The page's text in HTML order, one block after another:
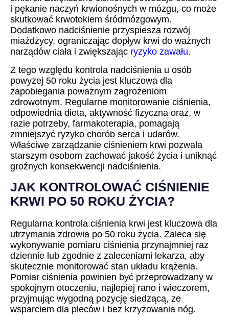
i pękanie naczyń krwionośnych w mózgu, co może
skutkować krwotokiem śródmózgowym.
Dodatkowo nadciśnienie przyspiesza rozwój
miażdżycy, ograniczając dopływ krwi do ważnych
narządów ciała i zwiększając ryzyko zawału.
Z tego względu kontrola nadciśnienia u osób
powyżej 50 roku życia jest kluczowa dla
zapobiegania poważnym zagrożeniom
zdrowotnym. Regularne monitorowanie ciśnienia,
odpowiednia dieta, aktywność fizyczna oraz, w
razie potrzeby, farmakoterapia, pomagają
zmniejszyć ryzyko chorób serca i udarów.
Właściwe zarządzanie ciśnieniem krwi pozwala
starszym osobom zachować jakość życia i uniknąć
groźnych konsekwencji nadciśnienia.
JAK KONTROLOWAĆ CIŚNIENIE
KRWI PO 50 ROKU ŻYCIA?
Regularna kontrola ciśnienia krwi jest kluczowa dla
utrzymania zdrowia po 50 roku życia. Zaleca się
wykonywanie pomiaru ciśnienia przynajmniej raz
dziennie lub zgodnie z zaleceniami lekarza, aby
skutecznie monitorować stan układu krążenia.
Pomiar ciśnienia powinien być przeprowadzany w
spokojnym otoczeniu, najlepiej rano i wieczorem,
przyjmując wygodną pozycję siedzącą, ze
wsparciem dla pleców i bez krzyżowania nóg.